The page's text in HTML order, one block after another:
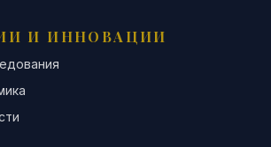
И ИННОВАЦИИ